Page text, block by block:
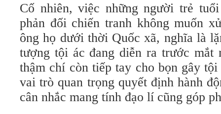
Cố nhiên, việc những người trẻ
phản đối chiến tranh không muốn
ông họ dưới thời Quốc xã, nghĩa là
tượng tội ác đang diễn ra trước mắt
thậm chí còn tiếp tay cho bọn gây
vai trò quan trọng quyết định hành
cân nhắc mang tính đạo lí cũng góp